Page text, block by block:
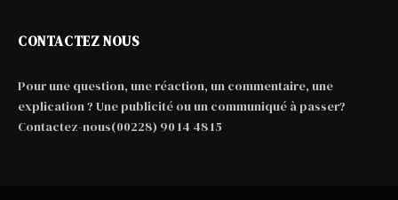
CONTACTEZ NOUS
Pour une question, une réaction, un commentaire, une
explication ? Une publicité ou un communiqué à passer?
Contactez-nous(00228) 90 14 48 15